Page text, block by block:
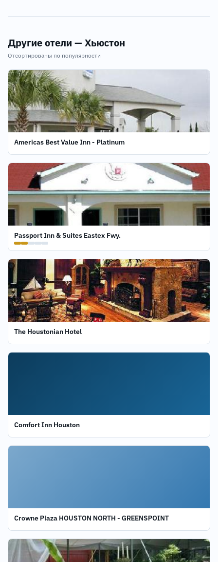
Другие отели — Хьюстон
Отсортированы по популярности
Americas Best Value Inn - Platinum
Passport Inn & Suites Eastex Fwy.
The Houstonian Hotel
Comfort Inn Houston
Crowne Plaza HOUSTON NORTH - GREENSPOINT